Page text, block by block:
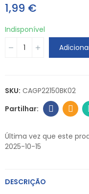
1,99 €
Indisponível
SKU: CAGP22150BK02
Última vez que este
2025-10-15
DESCRIÇÃO